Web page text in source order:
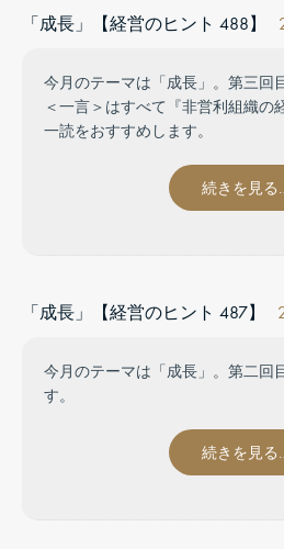
「成長」【経営のヒント 488】
今月のテーマは「成長」。第三回
＜一言＞はすべて『非営利組織の
一読をおすすめします。
続きを見る
「成長」【経営のヒント 487】
今月のテーマは「成長」。第二回
す。
続きを見る